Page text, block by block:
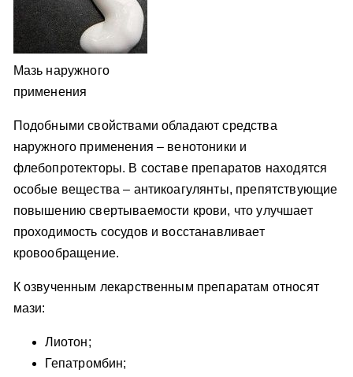
Мазь наружного
применения
Подобными свойствами обладают средства
наружного применения – венотоники и
флебопротекторы. В составе препаратов находятся
особые вещества – антикоагулянты, препятствующие
повышению свертываемости крови, что улучшает
проходимость сосудов и восстанавливает
кровообращение.
К озвученным лекарственным препаратам относят
мази:
Лиотон;
Гепатромбин;